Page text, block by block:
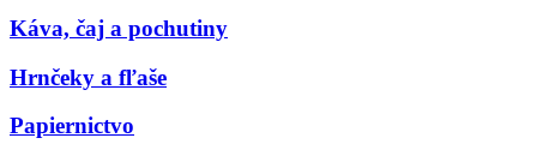
Káva, čaj a pochutiny
Hrnčeky a fľaše
Papiernictvo